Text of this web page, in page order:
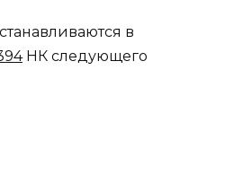
в
НК следующего